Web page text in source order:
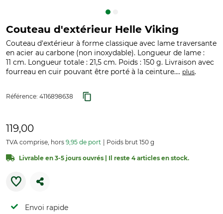
Couteau d'extérieur Helle Viking
Couteau d'extérieur à forme classique avec lame traversante
en acier au carbone (non inoxydable). Longueur de lame :
11 cm. Longueur totale : 21,5 cm. Poids : 150 g. Livraison avec
fourreau en cuir pouvant être porté à la ceinture.... plus.
Référence: 4116898638
119,00
TVA comprise, hors 9,95 de port Poids brut 150 g
Livrable en 3-5 jours ouvrés | Il reste 4 articles en stock.
Envoi rapide